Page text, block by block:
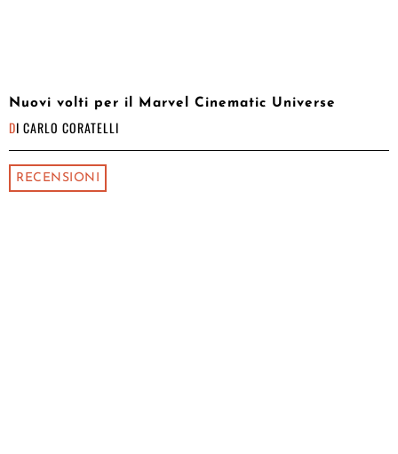
Nuovi volti per il Marvel Cinematic Universe
DI CARLO CORATELLI
RECENSIONI